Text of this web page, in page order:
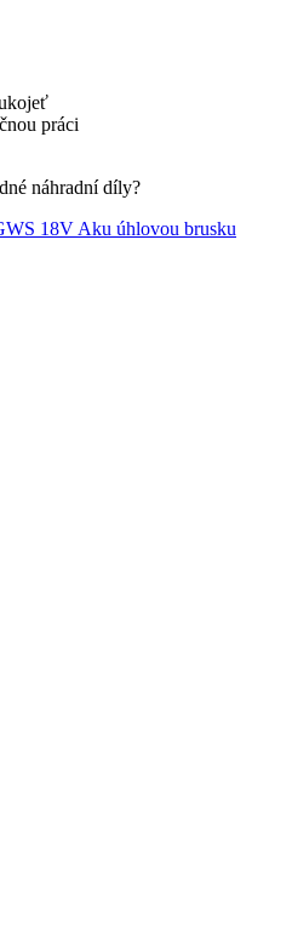
práci
náhradní díly?
18V Aku úhlovou brusku